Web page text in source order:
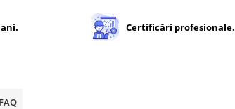
Facebook
Certificări profesionale.
FAQ